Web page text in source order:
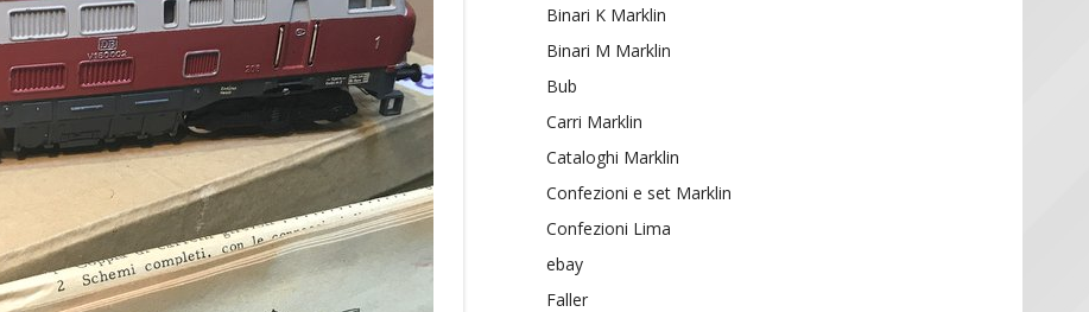
Binari K Marklin
Binari M Marklin
Bub
Carri Marklin
Cataloghi Marklin
Confezioni e set Marklin
Confezioni Lima
ebay
Faller